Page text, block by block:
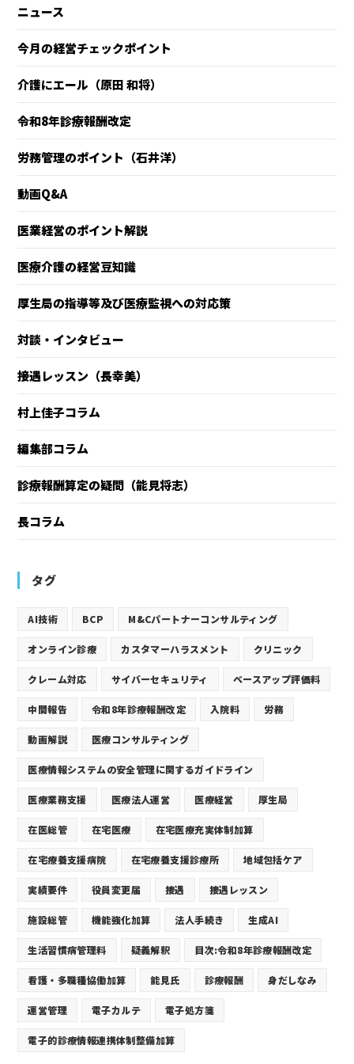
ニュース
今月の経営チェックポイント
介護にエール（原田 和将）
令和8年診療報酬改定
労務管理のポイント（石井洋）
動画Q&A
医業経営のポイント解説
医療介護の経営豆知識
厚生局の指導等及び医療監視への対応策
対談・インタビュー
接遇レッスン（長幸美）
村上佳子コラム
編集部コラム
診療報酬算定の疑問（能見将志）
長コラム
タグ
AI技術 BCP M&Cパートナーコンサルティング
オンライン診療 カスタマーハラスメント クリニック
クレーム対応 サイバーセキュリティ ベースアップ評価料
中間報告 令和8年診療報酬改定 入院料 労務
動画解説 医療コンサルティング
医療情報システムの安全管理に関するガイドライン
医療業務支援 医療法人運営 医療経営 厚生局
在医総管 在宅医療 在宅医療充実体制加算
在宅療養支援病院 在宅療養支援診療所 地域包括ケア
実績要件 役員変更届 接遇 接遇レッスン
施設総管 機能強化加算 法人手続き 生成AI
生活習慣病管理料 疑義解釈 目次:令和8年診療報酬改定
看護・多職種協働加算 能見氏 診療報酬 身だしなみ
運営管理 電子カルテ 電子処方箋
電子的診療情報連携体制整備加算